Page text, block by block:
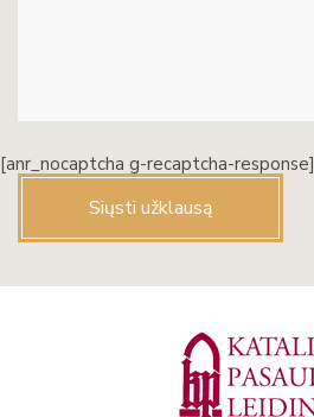
[anr_nocaptcha g-recaptcha-response]